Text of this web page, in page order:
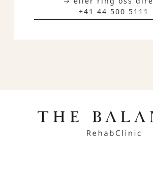
+41 44 500 5111